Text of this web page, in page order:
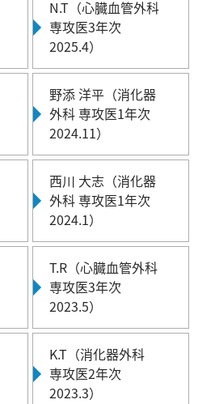
N.T（心臓血管外科
専攻医3年次
2025.4）
野添 洋平（消化器
外科 専攻医1年次
2024.11）
西川 大志（消化器
外科 専攻医1年次
2024.1）
T.R（心臓血管外科
専攻医3年次
2023.5）
K.T（消化器外科
専攻医2年次
2023.3）